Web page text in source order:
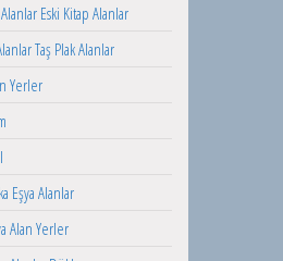
Eski Kitap Alanlar
Taş Plak Alanlar
Yerler
Eşya Alanlar
Alan Yerler